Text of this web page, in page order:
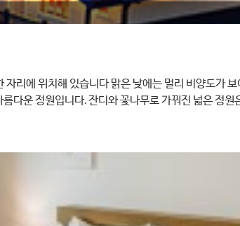
리에 위치해 있습니다 맑은 낮에는 멀리 비양도가
운 정원입니다. 잔디와 꽃나무로 가꿔진 넓은 정원